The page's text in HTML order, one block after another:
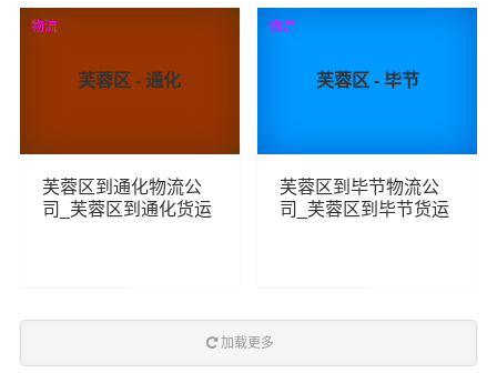
78 查看详细 82 查看详细
芙蓉区 - 通化
芙蓉区到通化物流公
司_芙蓉区到通化货运
物流
芙蓉区 - 毕节
芙蓉区到毕节物流公
司_芙蓉区到毕节货运
物流
加载更多